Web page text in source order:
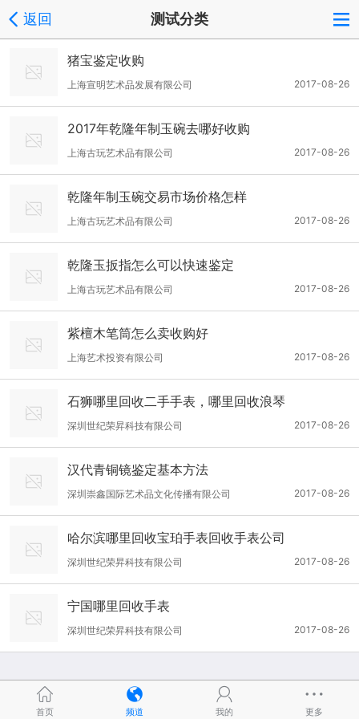
返回 测试分类
猪宝鉴定收购
2017-08-26
上海宣明艺术品发展有限公司
2017年乾隆年制玉碗去哪好收购
2017-08-26
上海古玩艺术品有限公司
乾隆年制玉碗交易市场价格怎样
2017-08-26
上海古玩艺术品有限公司
乾隆玉扳指怎么可以快速鉴定
2017-08-26
上海古玩艺术品有限公司
紫檀木笔筒怎么卖收购好
2017-08-26
上海艺术投资有限公司
石狮哪里回收二手手表，哪里回收浪琴
2017-08-26
深圳世纪荣昇科技有限公司
汉代青铜镜鉴定基本方法
2017-08-26
深圳崇鑫国际艺术品文化传播有限公司
哈尔滨哪里回收宝珀手表回收手表公司
2017-08-26
深圳世纪荣昇科技有限公司
宁国哪里回收手表
2017-08-26
深圳世纪荣昇科技有限公司
首页 频道 我的 更多